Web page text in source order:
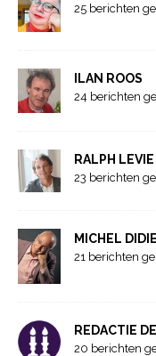
25 berichten
ILAN ROOS
24 berichten
RALPH LEVIE
23 berichten
MICHEL
21 berichten
REDACTIE
20 berichten